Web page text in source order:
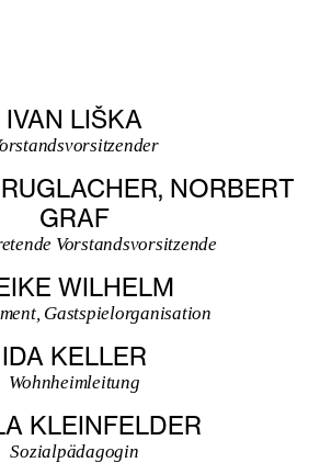
IVAN LIŠKA
NORBERT
GRAF
Vorstandsvorsitzende
WILHELM
Gastspielorganisation
IDA KELLER
Wohnheimleitung
KLEINFELDER
Sozialpädagogin